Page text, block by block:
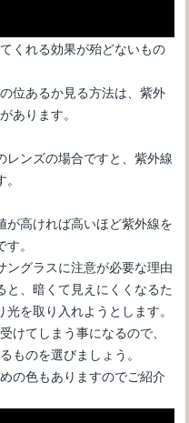
サングラスは
に似合う男のサングラス選
くれる効果が殆どないもの
位あるか見る方法は、紫外
あります。
ンズの場合ですと、紫外線
高ければ高いほど紫外線を
。
グラスに注意が必要な理由
、暗くて見えにくくなるた
を取り入れようとします。
けてしまう事になるので、
ものを選びましょう。
の色もありますのでご紹介